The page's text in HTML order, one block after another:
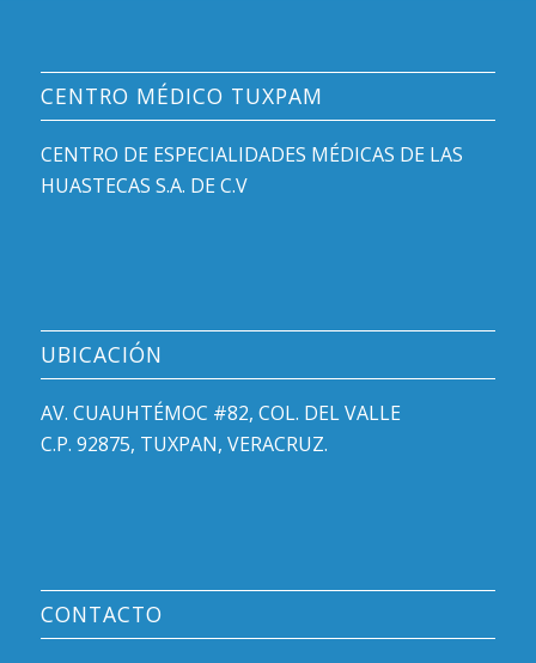
CENTRO MÉDICO TUXPAM
CENTRO DE ESPECIALIDADES MÉDICAS DE LAS
HUASTECAS S.A. DE C.V
UBICACIÓN
AV. CUAUHTÉMOC #82, COL. DEL VALLE
C.P. 92875, TUXPAN, VERACRUZ.
CONTACTO